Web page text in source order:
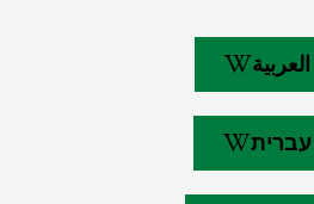
العربية
עברית